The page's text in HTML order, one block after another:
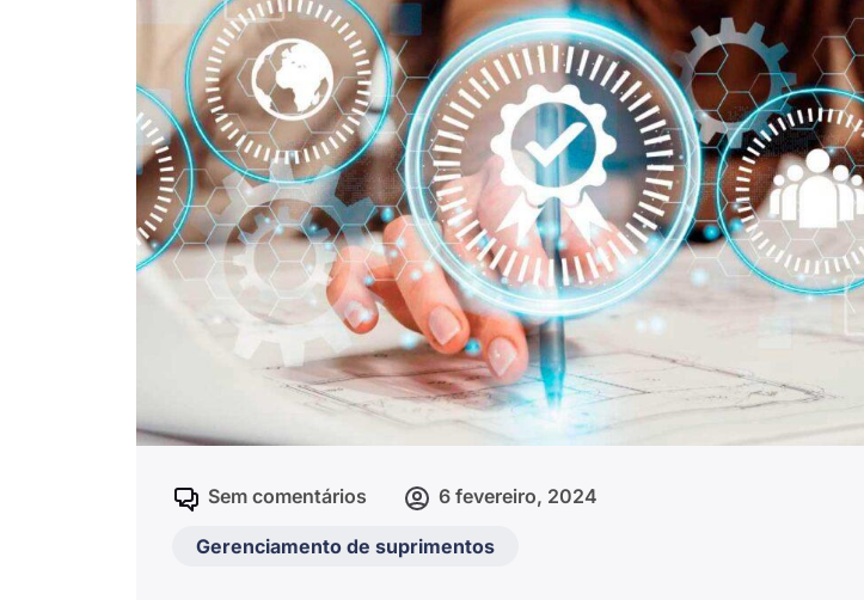
Sem comentários 6 fevereiro, 2024
Gerenciamento de suprimentos